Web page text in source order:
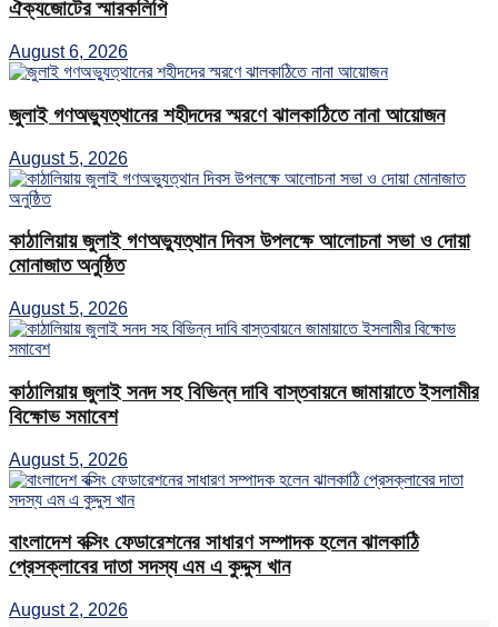
ঐক্যজোটের স্মারকলিপি
August 6, 2026
জুলাই গণঅভ্যুত্থানের শহীদদের স্মরণে ঝালকাঠিতে নানা আয়োজন
August 5, 2026
কাঠালিয়ায় জুলাই গণঅভ্যুত্থান দিবস উপলক্ষে আলোচনা সভা ও দোয়া
মোনাজাত অনুষ্ঠিত
August 5, 2026
কাঠালিয়ায় জুলাই সনদ সহ বিভিন্ন দাবি বাস্তবায়নে জামায়াতে ইসলামীর
বিক্ষোভ সমাবেশ
August 5, 2026
বাংলাদেশ বক্সিং ফেডারেশনের সাধারণ সম্পাদক হলেন ঝালকাঠি
প্রেসক্লাবের দাতা সদস্য এম এ কুদ্দুস খান
August 2, 2026